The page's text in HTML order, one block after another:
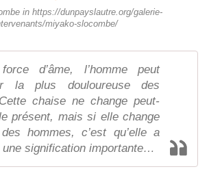
in https://dunpayslautre.org/galerie-
miyako-slocombe/
d’âme, l’homme peut
la plus douloureuse des
chaise ne change peut-
présent, mais si elle change
hommes, c’est qu’elle a
une signification importante…